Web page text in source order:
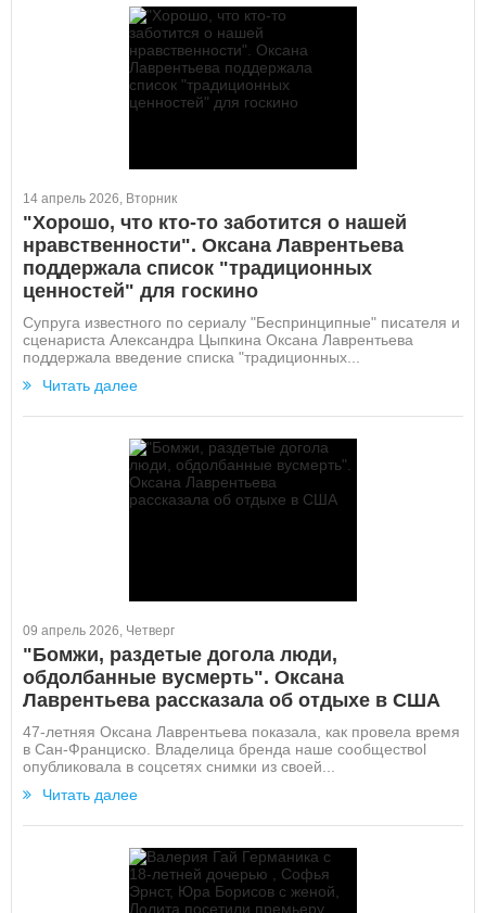
14 апрель 2026, Вторник
"Хорошо, что кто-то заботится о нашей
нравственности". Оксана Лаврентьева
поддержала список "традиционных
ценностей" для госкино
Супруга известного по сериалу "Беспринципные" писателя и
сценариста Александра Цыпкина Оксана Лаврентьева
поддержала введение списка "традиционных...
Читать далее
09 апрель 2026, Четверг
"Бомжи, раздетые догола люди,
обдолбанные вусмерть". Оксана
Лаврентьева рассказала об отдыхе в США
47-летняя Оксана Лаврентьева показала, как провела время
в Сан-Франциско. Владелица бренда наше сообществоl
опубликовала в соцсетях снимки из своей...
Читать далее